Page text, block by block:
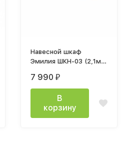
Навесной шкаф
Эмилия ШКН-03 (2,1м)
айриш
7 990 ₽
В
корзину